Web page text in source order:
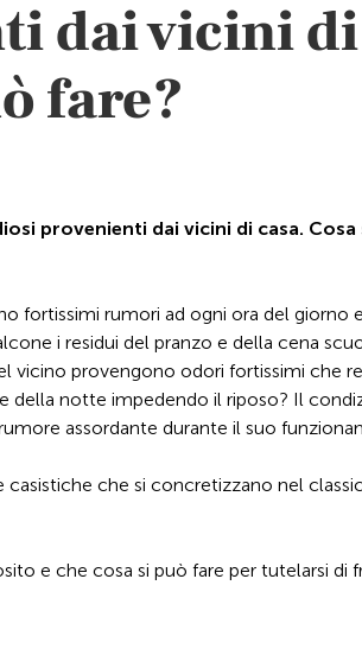
dai vicini di
fare?
provenienti dai vicini di casa. Cosa
fortissimi rumori ad ogni ora del
i residui del pranzo e della cena
vicino provengono odori fortissimi che
della notte impedendo il riposo? Il
assordante durante il suo
che si concretizzano nel
e che cosa si può fare per tutelarsi di